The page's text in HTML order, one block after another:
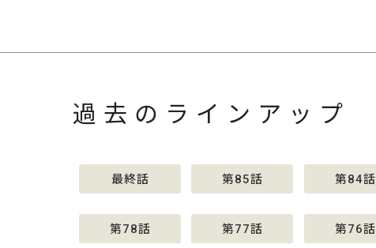
過去のラインアップ
最終話 第85話 第84話
第78話 第77話 第76話